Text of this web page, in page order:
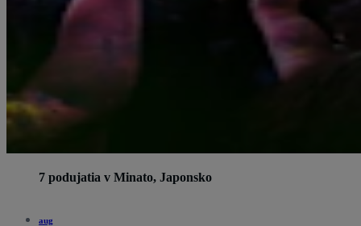
7 podujatia v Minato, Japonsko
aug